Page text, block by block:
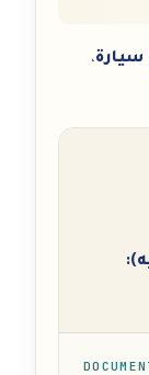
سيارة،